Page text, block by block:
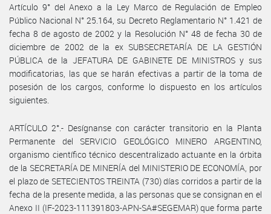
Artículo 9° del Anexo a la Ley Marco de Regulación de Empleo
Público Nacional N° 25.164, su Decreto Reglamentario N° 1.421 de
fecha 8 de agosto de 2002 y la Resolución N° 48 de fecha 30 de
diciembre de 2002 de la ex SUBSECRETARÍA DE LA GESTIÓN
PÚBLICA de la JEFATURA DE GABINETE DE MINISTROS y sus
modificatorias, las que se harán efectivas a partir de la toma de
posesión de los cargos, conforme lo dispuesto en los artículos
siguientes.
ARTÍCULO 2°.- Desígnanse con carácter transitorio en la Planta
Permanente del SERVICIO GEOLÓGICO MINERO ARGENTINO,
organismo científico técnico descentralizado actuante en la órbita
de la SECRETARÍA DE MINERÍA del MINISTERIO DE ECONOMÍA, por
el plazo de SETECIENTOS TREINTA (730) días corridos a partir de la
fecha de la presente medida, a las personas que se consignan en el
Anexo II (IF-2023-111391803-APN-SA#SEGEMAR) que forma parte